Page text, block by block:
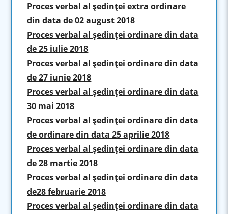
Proces verbal al şedinţei extra ordinare
din data de 02 august 2018
Proces verbal al şedinţei ordinare din data
de 25 iulie 2018
Proces verbal al şedinţei ordinare din data
de 27 iunie 2018
Proces verbal al şedinţei ordinare din data
30 mai 2018
Proces verbal al şedinţei ordinare din data
de ordinare din data 25 aprilie 2018
Proces verbal al şedinţei ordinare din data
de 28 martie 2018
Proces verbal al şedinţei ordinare din data
de28 februarie 2018
Proces verbal al şedinţei ordinare din data